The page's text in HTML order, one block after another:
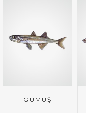
GÜMÜŞ